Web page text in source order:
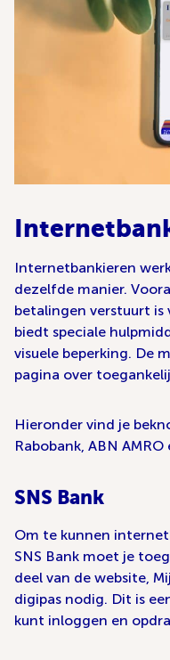
Internetbankieren
dezelfde manier.
betalingen verstuurt is
biedt speciale
visuele beperking. De
pagina over
Hieronder vind je
Rabobank, ABN AMRO
SNS Bank
Om te kunnen
SNS Bank moet je
deel van de website,
digipas nodig. Dit is
kunt inloggen en